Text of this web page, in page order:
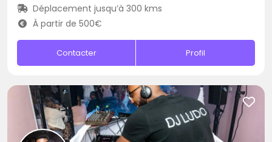
Déplacement jusqu’à 300 kms
À partir de 500€
Contacter Profil